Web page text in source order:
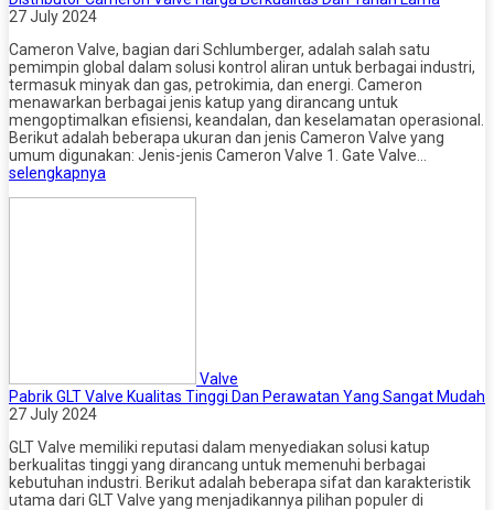
27 July 2024
Cameron Valve, bagian dari Schlumberger, adalah salah satu
pemimpin global dalam solusi kontrol aliran untuk berbagai industri,
termasuk minyak dan gas, petrokimia, dan energi. Cameron
menawarkan berbagai jenis katup yang dirancang untuk
mengoptimalkan efisiensi, keandalan, dan keselamatan operasional.
Berikut adalah beberapa ukuran dan jenis Cameron Valve yang
umum digunakan: Jenis-jenis Cameron Valve 1. Gate Valve…
selengkapnya
Valve
Pabrik GLT Valve Kualitas Tinggi Dan Perawatan Yang Sangat Mudah
27 July 2024
GLT Valve memiliki reputasi dalam menyediakan solusi katup
berkualitas tinggi yang dirancang untuk memenuhi berbagai
kebutuhan industri. Berikut adalah beberapa sifat dan karakteristik
utama dari GLT Valve yang menjadikannya pilihan populer di